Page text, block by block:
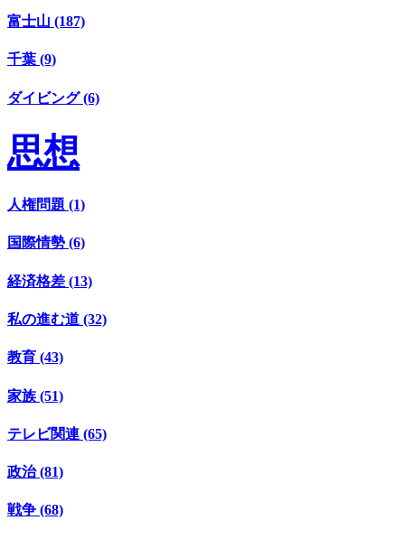
富士山 (187)
千葉 (9)
ダイビング (6)
思想
人権問題 (1)
国際情勢 (6)
経済格差 (13)
私の進む道 (32)
教育 (43)
家族 (51)
テレビ関連 (65)
政治 (81)
戦争 (68)